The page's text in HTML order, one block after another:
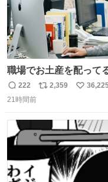
職場でお土産を配って
的な演技が毎回シンド
返
信
222
リ
ト
数
2,359
い
数
21時間前